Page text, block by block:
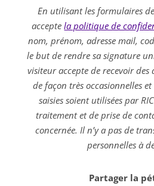
En utilisant les formulaires
acceptela politique de
nom, prénom, adresse mail,
le but de rendre sa signature
visiteur accepte de recevoir
de façon très occasionnelles
saisies soient utilisées par
traitement et de prise de
concernée. Il n’y a pas de
personnelles à
Partager la